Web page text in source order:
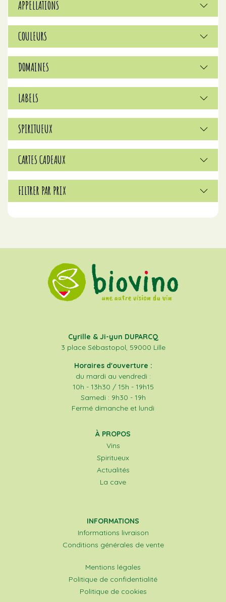
APPELLATIONS
COULEURS
DOMAINES
LABELS
SPIRITUEUX
CARTES CADEAUX
FILTRER PAR PRIX
Cyrille & Ji-yun DUPARCQ
3 place Sébastopol, 59000 Lille
Horaires d'ouverture :
du mardi au vendredi :
10h - 13h30 / 15h - 19h15
Samedi : 9h30 - 19h
Fermé dimanche et lundi
À PROPOS
Vins
Spiritueux
Actualités
La cave
INFORMATIONS
Informations livraison
Conditions générales de vente
Mentions légales
Politique de confidentialité
Politique de cookies